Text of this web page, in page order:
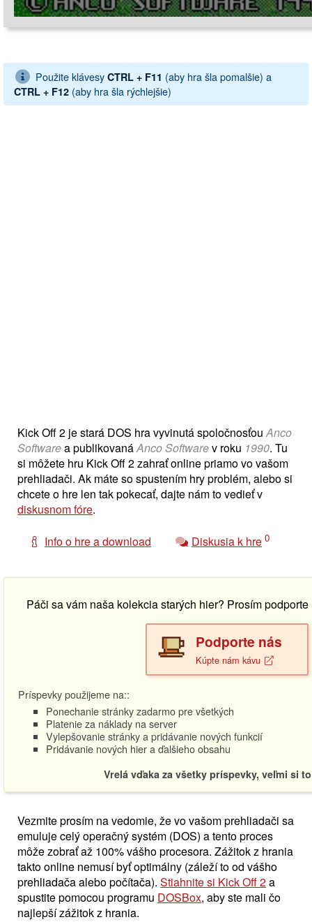
Použite klávesy CTRL + F11 (aby hra šla pomalšie) a
CTRL + F12 (aby hra šla rýchlejšie)
Kick Off 2 je stará DOS hra vyvinutá spoločnosťouAnco
Softwarea publikovanáAnco Softwarev roku 1990. Tu
si môžete hru Kick Off 2 zahrať online priamo vo vašom
prehliadači. Ak máte so spustením hry problém, alebo si
chcete o hre len tak pokecať, dajte nám to vedieť v
diskusnom fóre.
Info o hre a download Diskusia k hre 0
Páči sa vám naša kolekcia starých hier? Prosím
Podporte nás
Kúpte nám kávu
Príspevky použijeme na::
Ponechanie stránky zadarmo pre všetkých
Platenie za náklady na server
Vylepšovanie stránky a pridávanie nových funkcií
Pridávanie nových hier a ďalšieho obsahu
Vrelá vďaka za všetky príspevky, veľmi si
Vezmite prosím na vedomie, že vo vašom prehliadači sa
emuluje celý operačný systém (DOS) a tento proces
môže zobrať až 100% vášho procesora. Zážitok z hrania
takto online nemusí byť optimálny (záleží to od vášho
prehliadača alebo počítača). Stiahnite si Kick Off 2a
spustite pomocou programu DOSBox, aby ste mali čo
najlepší zážitok z hrania.